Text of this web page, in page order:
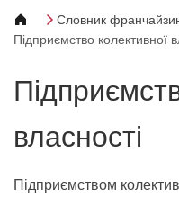
Словник
Підприємство колективної
власності
Підприємством